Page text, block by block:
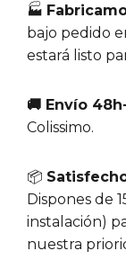
🏭
bajo pedido
estará listo
🚚 Envío
Colissimo.
📦
Dispones de
instalación)
nuestra